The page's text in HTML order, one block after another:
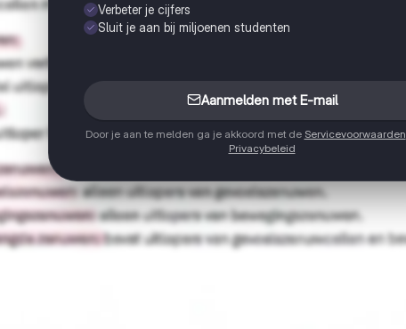
Verbeter je cijfers
Sluit je aan bij miljoenen studenten
Aanmelden met E-mail
Door je aan te melden ga je akkoord met de Servicevoorwaarden
Privacybeleid